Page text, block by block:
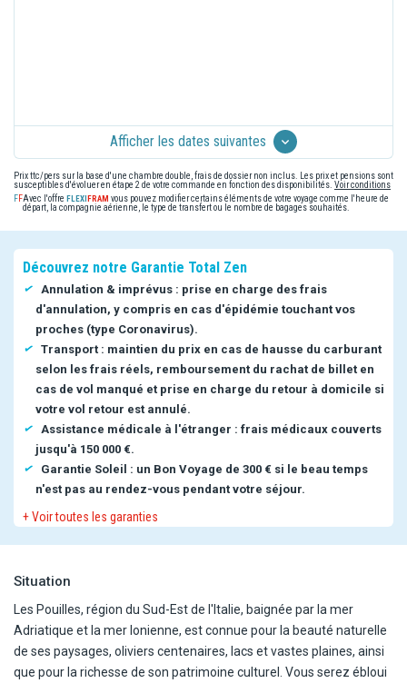
Afficher les dates suivantes
Prix ttc/pers sur la base d'une chambre double, frais de dossier non inclus. Les prix et pensions sont
susceptibles d'évoluer en étape 2 de votre commande en fonction des disponibilités. Voir conditions
Avec l'offre
vous pouvez modifier certains éléments de votre voyage comme l'heure de
départ, la compagnie aérienne, le type de transfert ou le nombre de bagages souhaités.
Découvrez notre Garantie Total Zen
Annulation & imprévus : prise en charge des frais
d'annulation, y compris en cas d'épidémie touchant vos
proches (type Coronavirus).
Transport : maintien du prix en cas de hausse du carburant
selon les frais réels, remboursement du rachat de billet en
cas de vol manqué et prise en charge du retour à domicile si
votre vol retour est annulé.
Assistance médicale à l'étranger : frais médicaux couverts
jusqu'à 150 000 €.
Garantie Soleil : un Bon Voyage de 300 € si le beau temps
n'est pas au rendez-vous pendant votre séjour.
+ Voir toutes les garanties
Situation
Les Pouilles, région du Sud-Est de l'Italie, baignée par la mer
Adriatique et la mer Ionienne, est connue pour la beauté naturelle
de ses paysages, oliviers centenaires, lacs et vastes plaines, ainsi
que pour la richesse de son patrimoine culturel. Vous serez ébloui